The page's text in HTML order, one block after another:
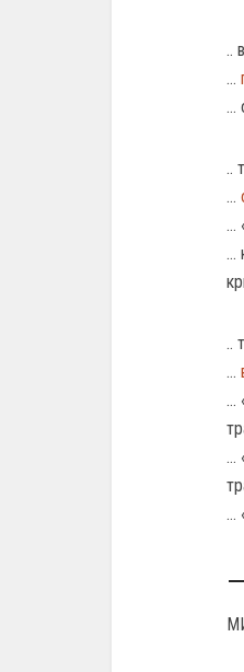
..
…
…
..
…
…
…
..
…
…
…
…